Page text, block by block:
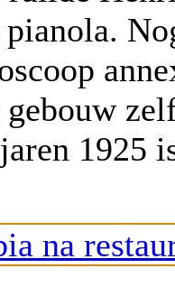
gebouw
1925